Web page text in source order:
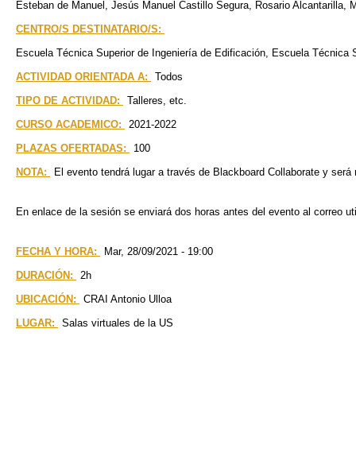
Esteban de Manuel, Jesús Manuel Castillo Segura, Rosario Alcantarilla,
CENTRO/S DESTINATARIO/S:
Escuela Técnica Superior de Ingeniería de Edificación
Escuela Técnica
ACTIVIDAD ORIENTADA A:
Todos
TIPO DE ACTIVIDAD:
Talleres, etc.
CURSO ACADEMICO:
2021-2022
PLAZAS OFERTADAS:
100
NOTA:
El evento tendrá lugar a través de Blackboard Collaborate y
En enlace de la sesión se enviará dos horas antes del evento al correo
FECHA Y HORA:
Mar, 28/09/2021 - 19:00
DURACIÓN:
2h
UBICACIÓN:
CRAI Antonio Ulloa
LUGAR:
Salas virtuales de la US